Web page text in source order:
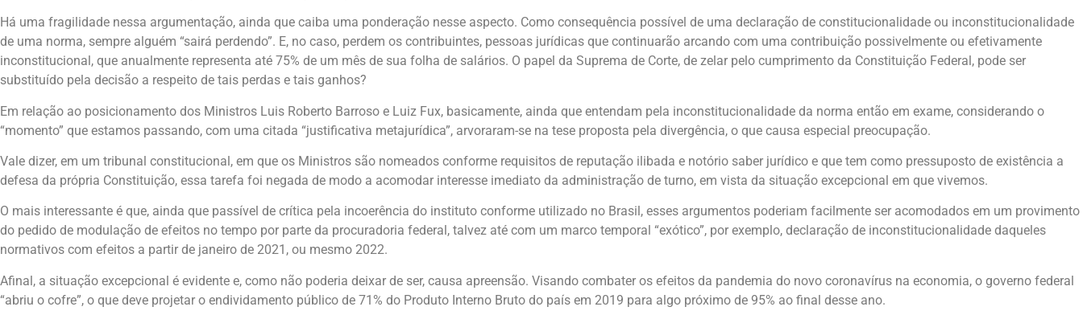
Há uma fragilidade nessa argumentação, ainda que caiba uma ponderação nesse aspecto. Como consequência possível de uma declaração de constitucionalidade ou inconstitucionalidade
de uma norma, sempre alguém “sairá perdendo”. E, no caso, perdem os contribuintes, pessoas jurídicas que continuarão arcando com uma contribuição possivelmente ou efetivamente
inconstitucional, que anualmente representa até 75% de um mês de sua folha de salários. O papel da Suprema de Corte, de zelar pelo cumprimento da Constituição Federal, pode ser
substituído pela decisão a respeito de tais perdas e tais ganhos?
Em relação ao posicionamento dos Ministros Luis Roberto Barroso e Luiz Fux, basicamente, ainda que entendam pela inconstitucionalidade da norma então em exame, considerando o
“momento” que estamos passando, com uma citada “justificativa metajurídica”, arvoraram-se na tese proposta pela divergência, o que causa especial preocupação.
Vale dizer, em um tribunal constitucional, em que os Ministros são nomeados conforme requisitos de reputação ilibada e notório saber jurídico e que tem como pressuposto de existência a
defesa da própria Constituição, essa tarefa foi negada de modo a acomodar interesse imediato da administração de turno, em vista da situação excepcional em que vivemos.
O mais interessante é que, ainda que passível de crítica pela incoerência do instituto conforme utilizado no Brasil, esses argumentos poderiam facilmente ser acomodados em um provimento
do pedido de modulação de efeitos no tempo por parte da procuradoria federal, talvez até com um marco temporal “exótico”, por exemplo, declaração de inconstitucionalidade daqueles
normativos com efeitos a partir de janeiro de 2021, ou mesmo 2022.
Afinal, a situação excepcional é evidente e, como não poderia deixar de ser, causa apreensão. Visando combater os efeitos da pandemia do novo coronavírus na economia, o governo federal
“abriu o cofre”, o que deve projetar o endividamento público de 71% do Produto Interno Bruto do país em 2019 para algo próximo de 95% ao final desse ano.